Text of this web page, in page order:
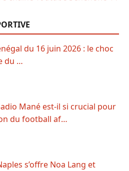
du 16 juin 2026 : le choc
du …
Mané est-il si crucial pour
du football af…
s’offre Noa Lang et